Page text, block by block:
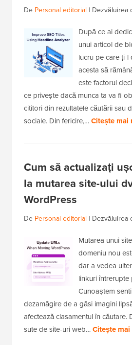
De Personal editorial | Dezvăluirea
După ce ai
unui articol de
lucru pe care ți-l
acesta să
este factorul
ce privește dacă munca ta va fi
cititori din rezultatele căutării sau
sociale. Din fericire,…Citește mai
Cum să actualizați
la mutarea site-ului
WordPress
De Personal editorial | Dezvăluirea
Mutarea unui
domeniu nou
dar a vedea
linkuri
Cunoaștem
dezamăgire de a găsi imagini
afectează clasamentul în căutare.
sute de site-uri web…Citește